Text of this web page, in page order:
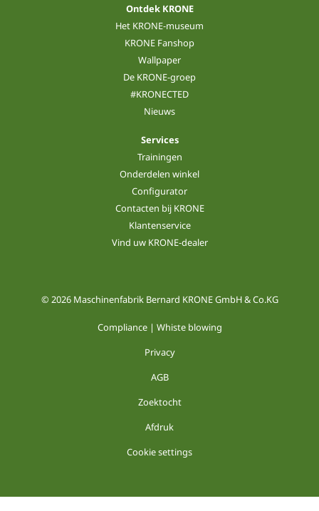
Ontdek KRONE
Het KRONE-museum
KRONE Fanshop
Wallpaper
De KRONE-groep
#KRONECTED
Nieuws
Services
Trainingen
Onderdelen winkel
Configurator
Contacten bij KRONE
Klantenservice
Vind uw KRONE-dealer
© 2026 Maschinenfabrik Bernard KRONE GmbH & Co.KG
Compliance | Whiste blowing
Privacy
AGB
Zoektocht
Afdruk
Cookie settings